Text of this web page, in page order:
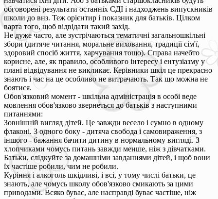
обговорені результати останніх ЄДІ і надходжень випускників
школи до внз. Теж орієнтир і показник для батьків. Цілком
варта того, щоб відвідати такий захід.
Не дуже часто, але зустрічаються тематичні загальношкільні
збори (дитяче читання, моральне виховання, традиції сім'ї,
здоровий спосіб життя, харчування тощо). Справа начебто
корисне, але, як правило, особливого інтересу і ентузіазму у
плані відвідування не викликає. Керівники шкіл це прекрасно
знають і час на це особливо не витрачають. Так що можна не
боятися.
Обов'язковий момент - шкільна адміністрація в особі веде
мовлення обов'язково звернеться до батьків з наступними
питаннями:
Зовнішній вигляд дітей. Це завжди весело і сумно в одному
флаконі. З одного боку - дитяча свобода і самовираження, з
іншого - бажання бачити дитину в нормальному вигляді. З
хлопчиками чомусь питань завжди менше, ніж з дівчатками.
Батьки, слідкуйте за домашніми завданнями дітей, і щоб вони
їх частіше робили, чим не робили.
Куріння і алкоголь шкідливі, і всі, у тому числі батьки, це
знають, але чомусь школу обов'язково смикають за цими
приводами. Всяко буває, але насправді буває частіше, ніж